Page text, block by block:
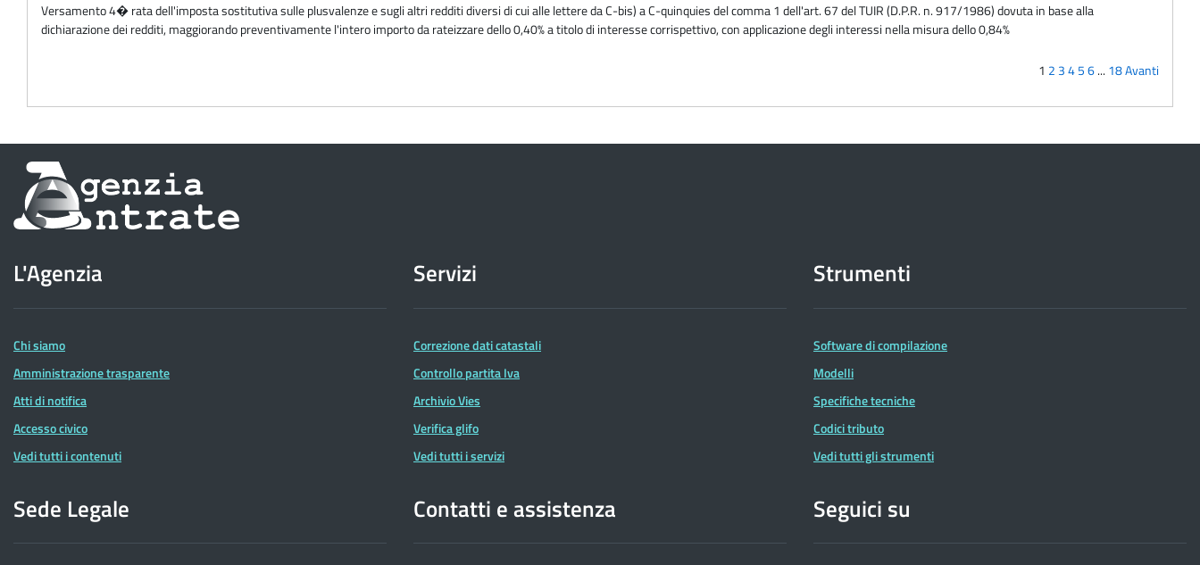
Versamento 4� rata dell'imposta sostitutiva sulle plusvalenze e sugli altri redditi diversi di cui alle lettere da C-bis) a C-quinquies del comma 1 dell'art. 67 del TUIR (D.P.R. n. 917/1986) dovuta in base alla
dichiarazione dei redditi, maggiorando preventivamente l'intero importo da rateizzare dello 0,40% a titolo di interesse corrispettivo, con applicazione degli interessi nella misura dello 0,84%
1 2 3456... 18Avanti
Informazioni
sul
dell'Agenzia
delle
Entrate
L'Agenzia
Chi siamo
Amministrazione trasparente
Atti di notifica
Accesso civico
Vedi tutti i contenuti
Servizi
Correzione dati catastali
Controllo partita Iva
Archivio Vies
Verifica glifo
Vedi tutti i servizi
Strumenti
Software di compilazione
Modelli
Specifiche tecniche
Codici tributo
Vedi tutti gli strumenti
Sede Legale Contatti e assistenza Seguici su